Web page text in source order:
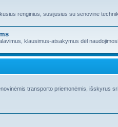
renginius, susijusius su senovine
klausimus-atsakymus dėl
transporto priemonėmis, išskyrus